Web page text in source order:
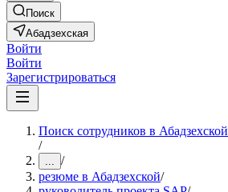
Поиск
Абадзехская
Войти
Войти
Зарегистрироваться
Поиск сотрудников в Абадзехской
/
... /
резюме в Абадзехской/